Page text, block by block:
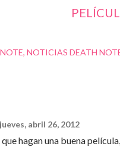
NOTICIAS DEATH
jueves, abril 26, 2012
hagan una buena